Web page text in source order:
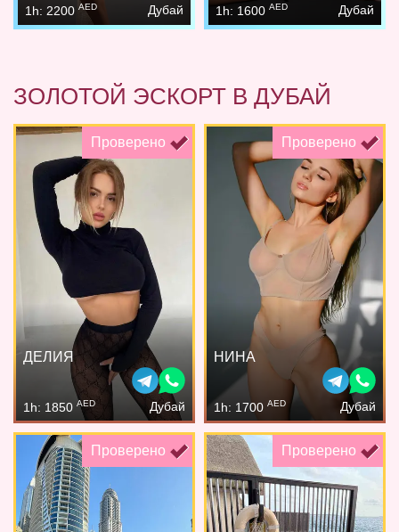
1h: 2200 AED Дубай 1h: 1600 AED Дубай
ЗОЛОТОЙ ЭСКОРТ В ДУБАЙ
Проверено
ДЕЛИЯ
1h: 1850 AED Дубай
Проверено
НИНА
1h: 1700 AED Дубай
Проверено Проверено